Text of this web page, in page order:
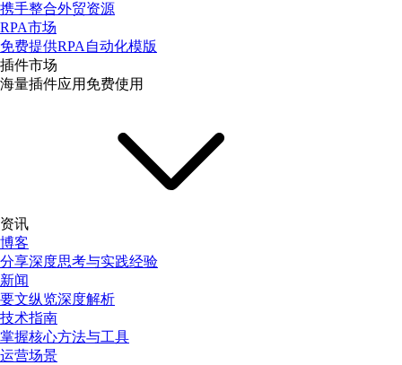
携手整合外贸资源
RPA市场
免费提供RPA自动化模版
插件市场
海量插件应用免费使用
资讯
博客
分享深度思考与实践经验
新闻
要文纵览深度解析
技术指南
掌握核心方法与工具
运营场景